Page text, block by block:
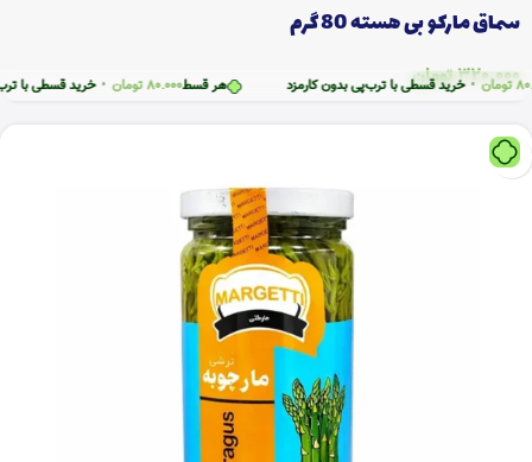
هر قسط80.000تومان • خرید قسطی با ترب‌پی • خرید قسطی با ترب‌پی بدون کارمزد
سماق مارکو بی هسته 80 گرم
320.000تومان